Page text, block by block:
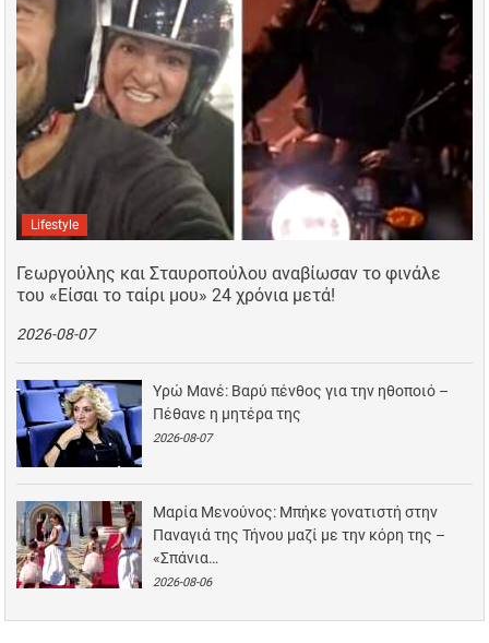
Lifestyle
Γεωργούλης και Σταυροπούλου αναβίωσαν το φινάλε
του «Είσαι το ταίρι μου» 24 χρόνια μετά!
2026-08-07
Υρώ Μανέ: Βαρύ πένθος για την ηθοποιό –
Πέθανε η μητέρα της
2026-08-07
Μαρία Μενούνος: Μπήκε γονατιστή στην
Παναγιά της Τήνου μαζί με την κόρη της –
«Σπάνια…
2026-08-06